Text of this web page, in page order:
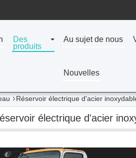
Des
produits
Au sujet de nous
Nouvelles
Réservoir électrique d'acier
électrique d'acier